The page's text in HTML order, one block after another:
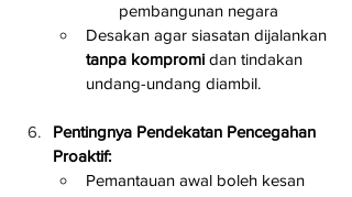
pembangunan negara
Desakan agar siasatan dijalankan
tanpa kompromi dan tindakan
undang-undang diambil.
Pentingnya Pendekatan Pencegahan
Proaktif:
Pemantauan awal boleh kesan